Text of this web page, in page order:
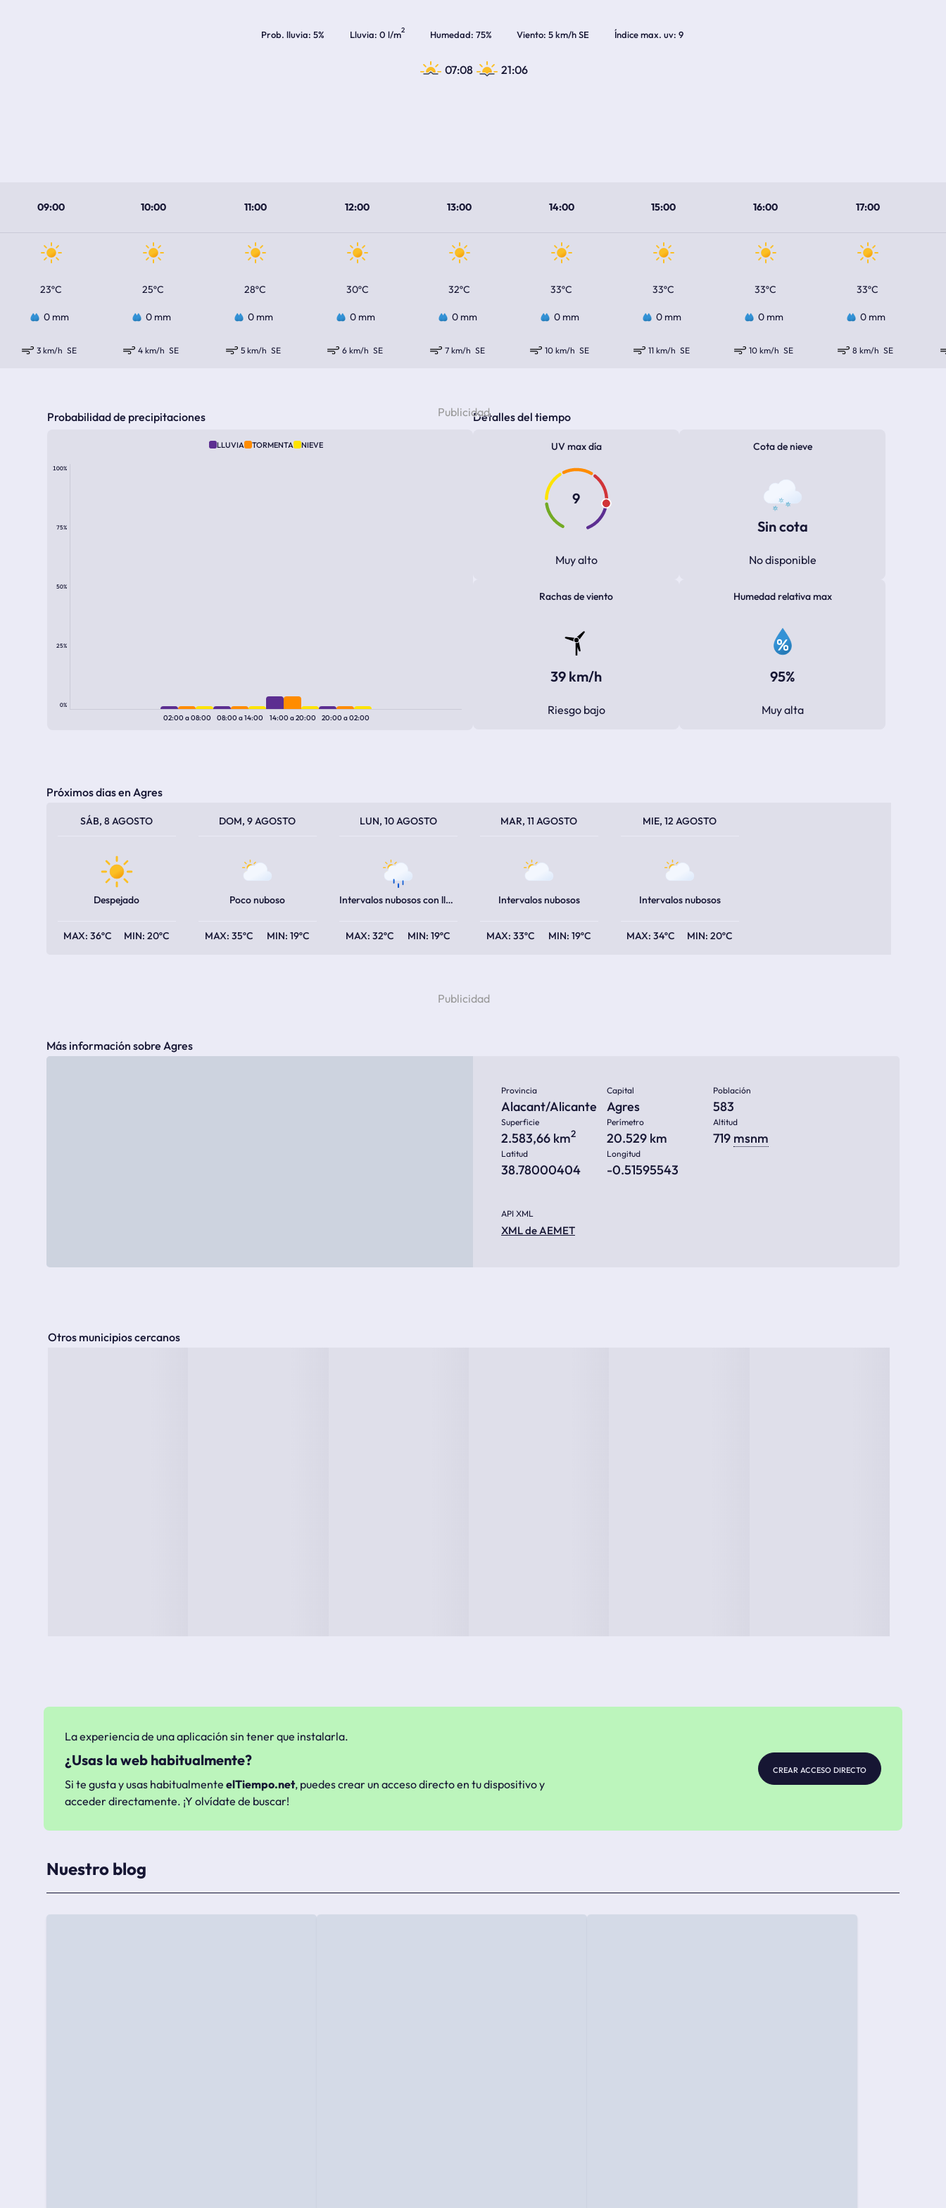
Prob. lluvia 5% Lluvia 0 l/m2 Humedad 75% Viento 5 km/h SE Índice max. uv 9
07:08 21:06
09:00 10:00 11:00 12:00 13:00 14:00 15:00 16:00 17:00
23ºC 25ºC 28ºC 30ºC 32ºC 33ºC 33ºC 33ºC 33ºC
0 mm 0 mm 0 mm 0 mm 0 mm 0 mm 0 mm 0 mm 0 mm
3 km/h SE 4 km/h SE 5 km/h SE 6 km/h SE 7 km/h SE 10 km/h SE 11 km/h SE 10 km/h SE 8 km/h SE
Probabilidad de precipitaciones
LLUVIA TORMENTA NIEVE
100%
75%
50%
25%
0%
02:00a08:00 08:00a14:00 14:00a20:00 20:00a02:00
Detalles del tiempo
UV max día
9
Muy alto
Cota de nieve
Sin cota
No disponible
Rachas de viento
39 km/h
Riesgo bajo
Humedad relativa max
95%
Muy alta
Próximos dias en Agres
SÁB, 8 AGOSTO
Despejado
36ºC 20ºC
DOM, 9 AGOSTO
Poco nuboso
35ºC 19ºC
LUN, 10 AGOSTO
Intervalos nubosos con lluvia escasa
32ºC 19ºC
MAR, 11 AGOSTO
Intervalos nubosos
33ºC 19ºC
MIE, 12 AGOSTO
Intervalos nubosos
34ºC 20ºC
Más información sobre Agres
Provincia
Alacant/Alicante
Capital
Agres
Población
583
Superficie
2.583,66 km2
Perímetro
20.529 km
Altitud
719 msnm
Latitud
38.78000404
Longitud
-0.51595543
API XML
XML de AEMET
Otros municipios cercanos
La experiencia de una aplicación sin tener que instalarla.
¿Usas la web habitualmente?
Si te gusta y usas habitualmente elTiempo.net, puedes crear un acceso directo en tu dispositivo y
acceder directamente. ¡Y olvídate de buscar!
crear acceso directo
Nuestro blog